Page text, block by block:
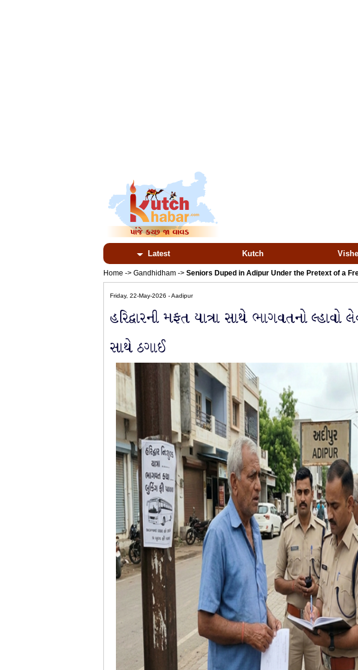
Latest Kutch
Home -> Gandhidham -> Seniors Duped in Adipur Under the Pretext of a
Friday, 22-May-2026 - Aadipur
હરિદ્વારની મફત યાત્રા સાથે ભાગવતનો
સાથે ઠગાઈ